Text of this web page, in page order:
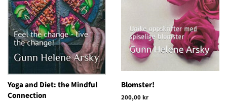
Yoga and Diet: the Mindful
Connection
Blomster!
Vanlig
200,00 kr